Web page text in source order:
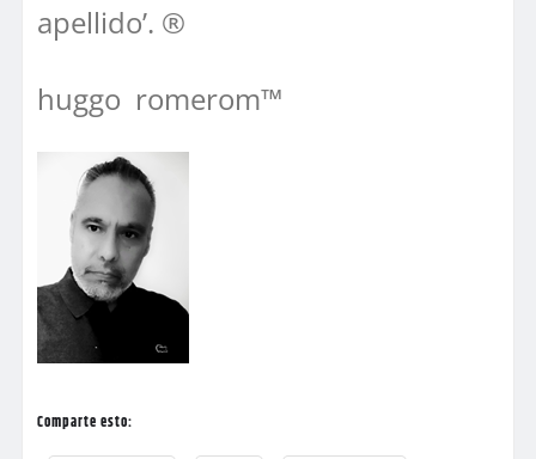
apellido’. ®
huggo romerom™
Comparte esto: